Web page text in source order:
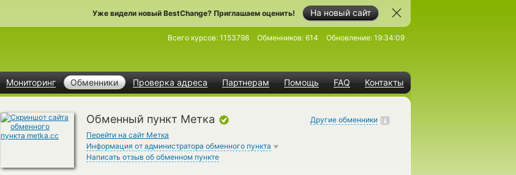
На новый сайт
Уже видели новый BestChange? Приглашаем оценить!
Мониторинг Обменники Проверка адреса Партнерам Помощь FAQ Контакты
Всего курсов: 1153798 Обменников: 614 Обновление: 19:34:09
Обменный пункт Метка
Перейти на сайт Метка
Информация от администратора обменного пункта
Написать отзыв об обменном пункте
Другие обменники